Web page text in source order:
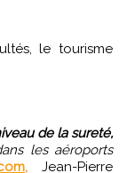
de la sureté,
les aéroports
Jean-Pierre